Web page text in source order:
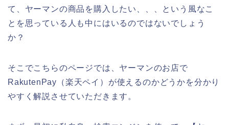
て、ヤーマンの商品を購入したい、、、という風なこ
とを思っている人も中にはいるのではないでしょう
か？
そこでこちらのページでは、ヤーマンのお店で
RakutenPay（楽天ペイ）が使えるのかどうかを分かり
やすく解説させていただきます。